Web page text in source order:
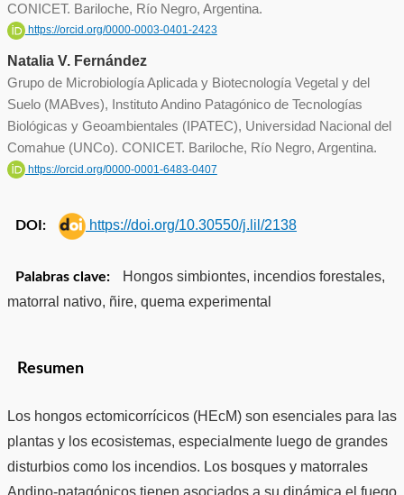
CONICET. Bariloche, Río Negro, Argentina.
https://orcid.org/0000-0003-0401-2423
Natalia V. Fernández
Grupo de Microbiología Aplicada y Biotecnología Vegetal y del
Suelo (MABves), Instituto Andino Patagónico de Tecnologías
Biológicas y Geoambientales (IPATEC), Universidad Nacional del
Comahue (UNCo). CONICET. Bariloche, Río Negro, Argentina.
https://orcid.org/0000-0001-6483-0407
DOI: https://doi.org/10.30550/j.lil/2138
Palabras clave:
Hongos simbiontes, incendios forestales,
matorral nativo, ñire, quema experimental
Resumen
Los hongos ectomicorrícicos (HEcM) son esenciales para las
plantas y los ecosistemas, especialmente luego de grandes
disturbios como los incendios. Los bosques y matorrales